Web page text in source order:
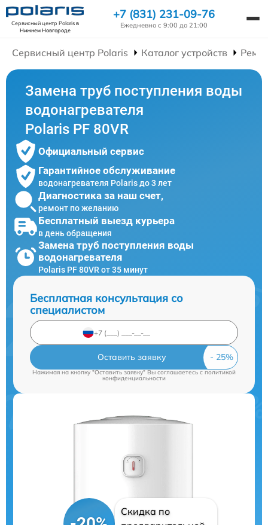
Сервисный центр Polarisв
Нижнем Новгороде
+7 (831) 231-09-76
Ежедневно с 9:00 до 21:00
Сервисный центр Polaris Каталог устройств
Замена труб поступления воды
водонагревателя
Polaris PF 80VR
Официальный сервис
Гарантийное обслуживание
водонагревателя Polaris до 3 лет
Диагностика за наш счет,
ремонт по желанию
Бесплатный выезд курьера
в день обращения
Замена труб поступления воды
водонагревателя
Polaris PF 80VR от 35 минут
Бесплатная консультация со
специалистом
Оставить заявку
Нажимая на кнопку "Оставить заявку" Вы соглашаетесь cполитикой
конфиденциальности
Скидка по